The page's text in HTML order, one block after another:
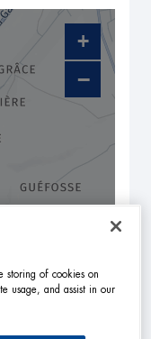
+
−
| Map ©2026
ITINÉRAIRE
storing of cookies on
usage, and assist in our